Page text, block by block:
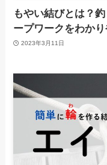
もやい結びとは？
ープワークをわか
2023年3月11日